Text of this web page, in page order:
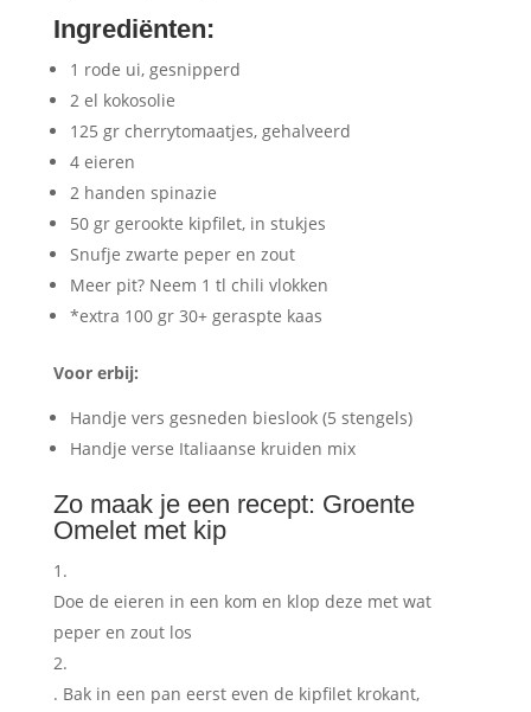
Ingrediënten:
1 rode ui, gesnipperd
2 el kokosolie
125 gr cherrytomaatjes, gehalveerd
4 eieren
2 handen spinazie
50 gr gerookte kipfilet, in stukjes
Snufje zwarte peper en zout
Meer pit? Neem 1 tl chili vlokken
*extra 100 gr 30+ geraspte kaas
Voor erbij:
Handje vers gesneden bieslook (5 stengels)
Handje verse Italiaanse kruiden mix
Zo maak je een recept: Groente
Omelet met kip
Doe de eieren in een kom en klop deze met wat
peper en zout los
. Bak in een pan eerst even de kipfilet krokant,